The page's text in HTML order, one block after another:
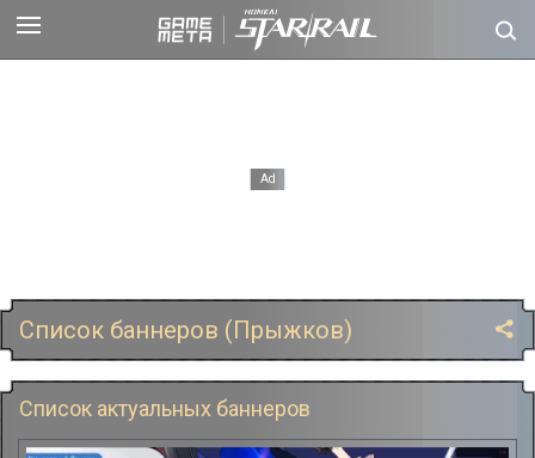
Список баннеров (Прыжков)
Список актуальных баннеров